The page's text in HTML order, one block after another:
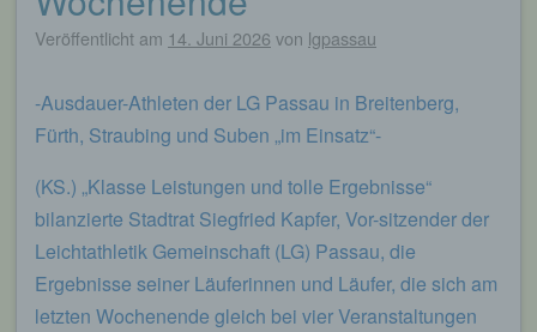
Veröffentlicht am 14. Juni 2026 von lgpassau
-Ausdauer-Athleten der LG Passau in Breitenberg,
Fürth, Straubing und Suben „im Einsatz“-
(KS.) „Klasse Leistungen und tolle Ergebnisse“
bilanzierte Stadtrat Siegfried Kapfer, Vor-sitzender der
Leichtathletik Gemeinschaft (LG) Passau, die
Ergebnisse seiner Läuferinnen und Läufer, die sich am
letzten Wochenende gleich bei vier Veranstaltungen